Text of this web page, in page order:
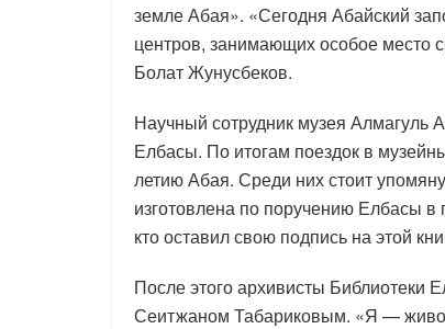
земле Абая». «Сегодня Абайский
центров, занимающих особое место
Болат Жунусбеков.
Научный сотрудник музея Алмагуль
Елбасы. По итогам поездок в
летию Абая. Среди них стоит
изготовлена по поручению Елбасы
кто оставил свою подпись на этой
После этого архивисты Библиотеки
Сеитжаном Табариковым. «Я —